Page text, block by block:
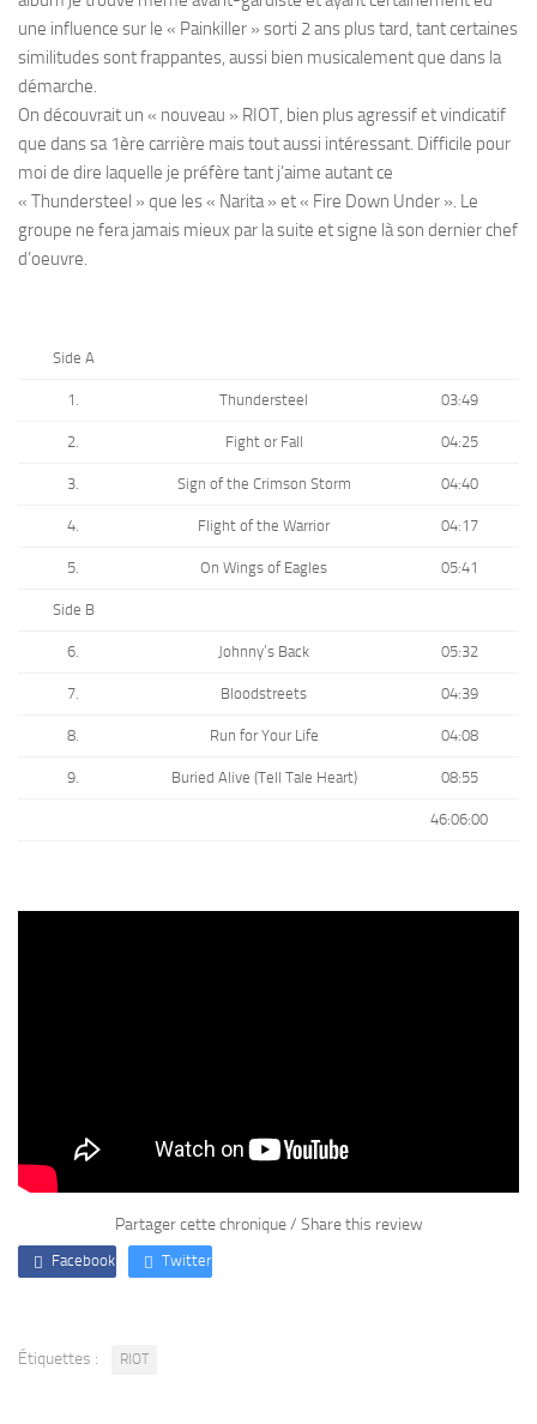
une influence sur le « Painkiller » sorti 2 ans plus tard, tant certaines
similitudes sont frappantes, aussi bien musicalement que dans la
démarche.
On découvrait un « nouveau » RIOT, bien plus agressif et vindicatif
que dans sa 1ère carrière mais tout aussi intéressant. Difficile pour
moi de dire laquelle je préfère tant j’aime autant ce
« Thundersteel » que les « Narita » et « Fire Down Under ». Le
groupe ne fera jamais mieux par la suite et signe là son dernier chef
d’oeuvre.
Side A
1. Thundersteel 03:49
2. Fight or Fall 04:25
3. Sign of the Crimson Storm 04:40
4. Flight of the Warrior 04:17
5. On Wings of Eagles 05:41
Side B
6. Johnny’s Back 05:32
7. Bloodstreets 04:39
8. Run for Your Life 04:08
9. Buried Alive (Tell Tale Heart) 08:55
46:06:00
Partager cette chronique / Share this review
Facebook Twitter
Étiquettes : RIOT